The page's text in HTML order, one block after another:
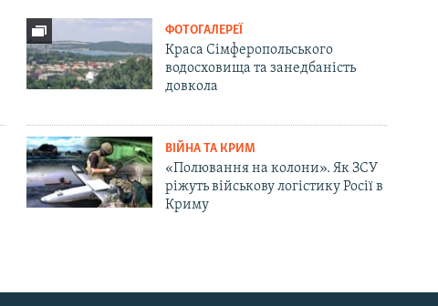
ФОТОГАЛЕРЕЇ
Краса Сімферопольського
водосховища та занедбаність
довкола
ВІЙНА ТА КРИМ
«Полювання на колони». Як ЗСУ
ріжуть військову логістику Росії в
Криму